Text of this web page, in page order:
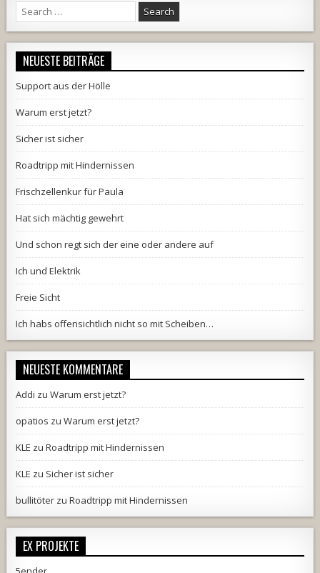
Search
for:
NEUESTE BEITRÄGE
Support aus der Hölle
Warum erst jetzt?
Sicher ist sicher
Roadtripp mit Hindernissen
Frischzellenkur für Paula
Hat sich mächtig gewehrt
Und schon regt sich der eine oder andere auf
Ich und Elektrik
Freie Sicht
Ich habs offensichtlich nicht so mit Scheiben…
NEUESTE KOMMENTARE
Addi zuWarum erst jetzt?
opatios zuWarum erst jetzt?
KLE zuRoadtripp mit Hindernissen
KLE zu Sicher ist sicher
bullitöter zuRoadtripp mit Hindernissen
EX PROJEKTE